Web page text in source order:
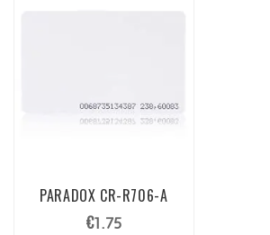
PARADOX CR-R706-A
€1.75